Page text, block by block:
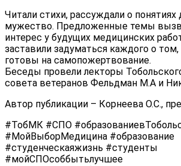
Читали стихи, рассуждали о понятиях
мужество. Предложенные темы
интерес у будущих медицинских
заставили задуматься каждого о
готовы на самопожертвование.
Беседы провели лекторы
совета ветеранов Фельдман М.А и
Автор публикации – Корнеева О.С.,
#ТобМК #СПО
#МойВыборМедицина #образование
#студенческаяжизнь #студенты
#мойСПОсоббытьлучшее